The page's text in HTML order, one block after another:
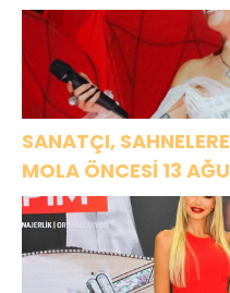
SANATÇI,
MOLA ÖNCESİ 13
HARBİYE’DE